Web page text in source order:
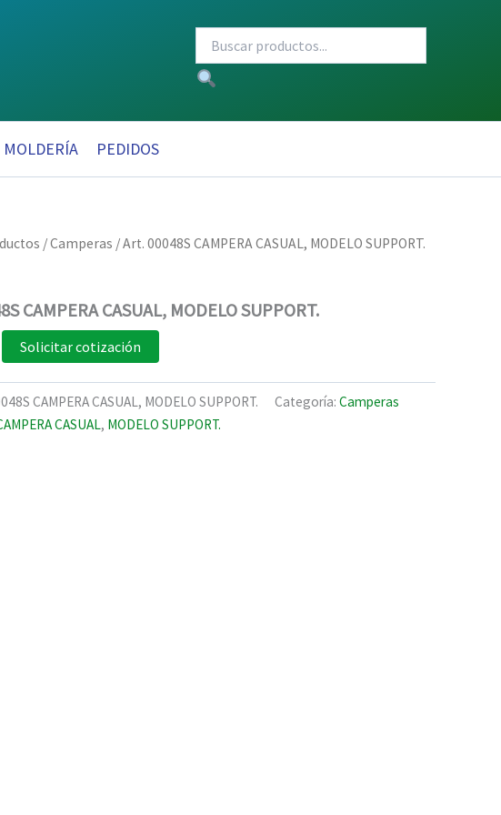
MOLDERÍA PEDIDOS
/Camperas / Art. 00048S CAMPERA CASUAL, MODELO SUPPORT.
CAMPERA CASUAL, MODELO SUPPORT.
Solicitar cotización
CAMPERA CASUAL, MODELO SUPPORT. Categoría: Camperas
CASUAL, MODELO SUPPORT.